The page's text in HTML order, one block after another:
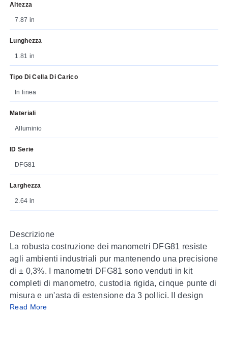
Altezza
7.87 in
Lunghezza
1.81 in
Tipo Di Cella Di Carico
In linea
Materiali
Alluminio
ID Serie
DFG81
Larghezza
2.64 in
Descrizione
La robusta costruzione dei manometri DFG81 resiste
agli ambienti industriali pur mantenendo una precisione
di ± 0,3%. I manometri DFG81 sono venduti in kit
completi di manometro, custodia rigida, cinque punte di
misura e un'asta di estensione da 3 pollici. Il design
ergonomico li rende ideali per l'uso manuale, oppure i
Read More